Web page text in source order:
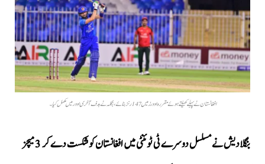
افغانستان نے پہلے کھیلتے ہوئے مقررہ اوورز میں 147 رنز بنائے، بنگلہ نے ہدف آخری اوور میں مکمل کیا ۔
بنگلادیش نے مسلسل دوسرے ٹی ٹوئنٹی میں افغانستان کو شکست دے کر 3 میچز